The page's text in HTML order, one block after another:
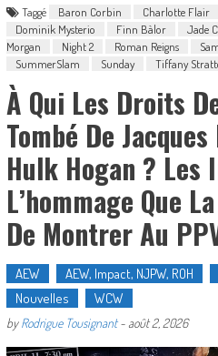
Taggé Baron Corbin Charlotte Flair
Dominik Mysterio
Finn Bàlor Jade
Morgan
Night 2 Roman Reigns
SummerSlam
Sunday Tiffany
À Qui Les Droits
Tombé De
Hulk Hogan ? Les
L’hommage Que
De Montrer Au
AEW AEW, Impact, NJPW, ROH
Nouvelles
WCW
byRodrigue Tousignant- août 2, 2026